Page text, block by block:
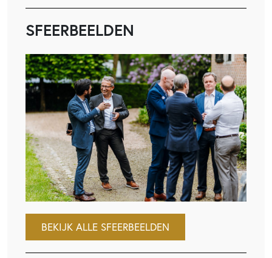
SFEERBEELDEN
BEKIJK ALLE SFEERBEELDEN